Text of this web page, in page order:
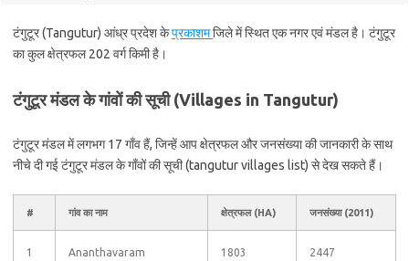
टंगुटूर (Tangutur) आंध्र प्रदेश केप्रकाशमजिले में स्थित एक नगर एवं मंडल है। टंगुटूर
का कुल क्षेत्रफल 202 वर्ग किमी है।
टंगुटूर मंडल के गांवों की सूची (Villages in Tangutur)
टंगुटूर मंडल में लगभग 17 गाँव हैं, जिन्हें आप क्षेत्रफल और जनसंख्या की जानकारी के साथ
नीचे दी गई टंगुटूर मंडल के गाँवों की सूची (tangutur villages list) से देख सकते हैं।
# गांव का नाम क्षेत्रफल (HA) जनसंख्या (2011)
1 Ananthavaram 1803 2447